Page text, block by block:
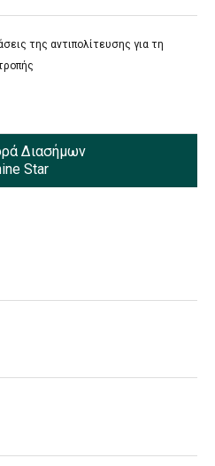
της αντιπολίτευσης για τη
Διασήμων
Star